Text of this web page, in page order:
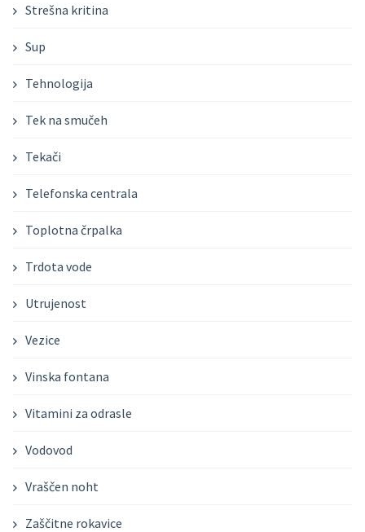
Strešna kritina
Sup
Tehnologija
Tek na smučeh
Tekači
Telefonska centrala
Toplotna črpalka
Trdota vode
Utrujenost
Vezice
Vinska fontana
Vitamini za odrasle
Vodovod
Vraščen noht
Zaščitne rokavice